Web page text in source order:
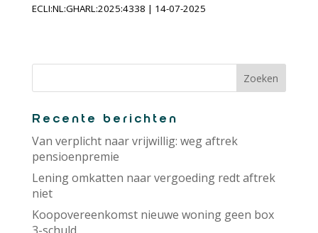
ECLI:NL:GHARL:2025:4338 | 14-07-2025
Recente berichten
Van verplicht naar vrijwillig: weg aftrek
pensioenpremie
Lening omkatten naar vergoeding redt aftrek
niet
Koopovereenkomst nieuwe woning geen box